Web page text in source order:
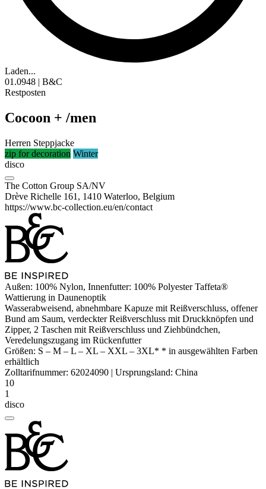
Laden...
01.0948 | B&C
Restposten
Cocoon + /men
Herren Steppjacke
zip for decoration Winter
disco
The Cotton Group SA/NV
Drève Richelle 161, 1410 Waterloo, Belgium
https://www.bc-collection.eu/en/contact
Außen: 100% Nylon, Innenfutter: 100% Polyester Taffeta®
Wattierung in Daunenoptik
Wasserabweisend, abnehmbare Kapuze mit Reißverschluss, offener
Bund am Saum, verdeckter Reißverschluss mit Druckknöpfen und
Zipper, 2 Taschen mit Reißverschluss und Ziehbündchen,
Veredelungszugang im Rückenfutter
Größen: S – M – L – XL – XXL – 3XL* * in ausgewählten Farben
erhältlich
Zolltarifnummer: 62024090 | Ursprungsland: China
10
1
disco